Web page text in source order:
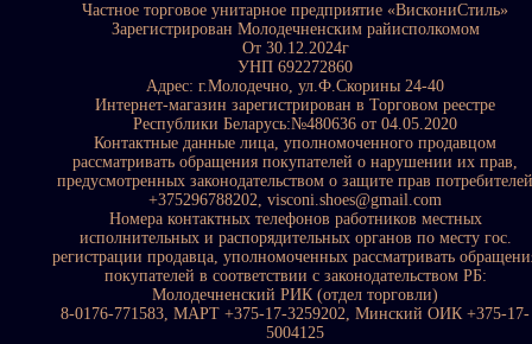
Частное торговое унитарное предприятие «ВискониСтиль»
Зарегистрирован Молодечненским райисполкомом
От 30.12.2024г
УНП 692272860
Адрес: г.Молодечно, ул.Ф.Скорины 24-40
Интернет-магазин зарегистрирован в Торговом реестре
Республики Беларусь:№480636 от 04.05.2020
Контактные данные лица, уполномоченного продавцом
рассматривать обращения покупателей о нарушении их прав,
предусмотренных законодательством о защите прав потребителей
+375296788202, visconi.shoes@gmail.com
Номера контактных телефонов работников местных
исполнительных и распорядительных органов по месту гос.
регистрации продавца, уполномоченных рассматривать
покупателей в соответствии с законодательством РБ:
Молодечненский РИК (отдел торговли)
8-0176-771583, МАРТ +375-17-3259202, Минский ОИК +375-17-
5004125